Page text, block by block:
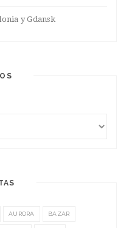
y Gdansk
AURORA BAZAR